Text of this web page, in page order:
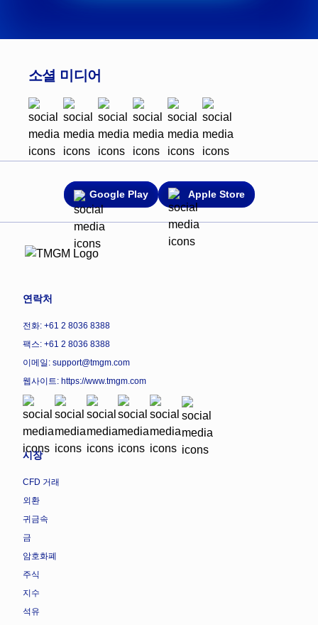
소셜 미디어
Google Play Apple Store
연락처
전화: +61 2 8036 8388
팩스: +61 2 8036 8388
이메일: support@tmgm.com
웹사이트: https://www.tmgm.com
시장
CFD 거래
외환
귀금속
금
암호화폐
주식
지수
석유